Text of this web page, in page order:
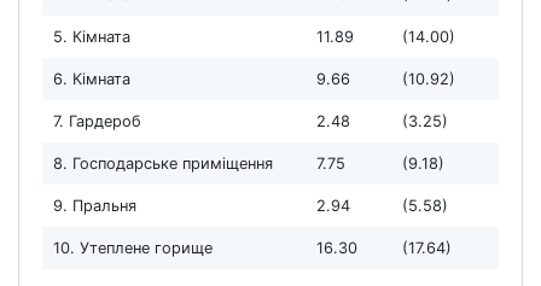
5. Кімната 11.89 (14.00)
6. Кімната 9.66 (10.92)
7. Гардероб 2.48 (3.25)
8. Господарське приміщення 7.75 (9.18)
9. Пральня 2.94 (5.58)
10. Утеплене горище 16.30 (17.64)